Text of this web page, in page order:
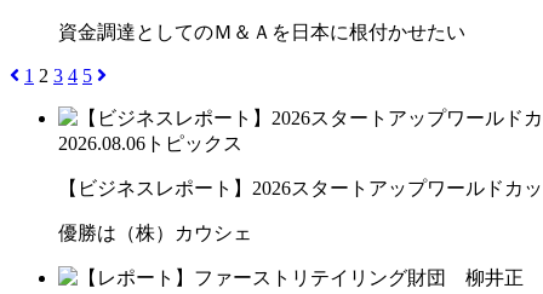
資金調達としてのＭ＆Ａを日本に根付かせたい
1 2 3 4 5
2026.08.06 トピックス
【ビジネスレポート】2026スタートアップワールドカ
優勝は（株）カウシェ